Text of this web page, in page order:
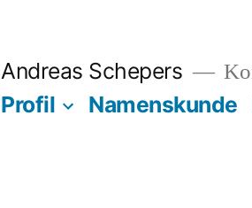
Andreas Schepers
Profil Namenskunde